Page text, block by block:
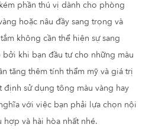
phần thú vị dành cho phòng
hoặc nâu đầy sang trọng và
không cần thể hiện sự sang
khi bạn đầu tư cho những màu
tăng thêm tính thẩm mỹ và giá trị
sử dụng tông màu vàng hay
với việc bạn phải lựa chọn nội
và hài hòa nhất nhé.